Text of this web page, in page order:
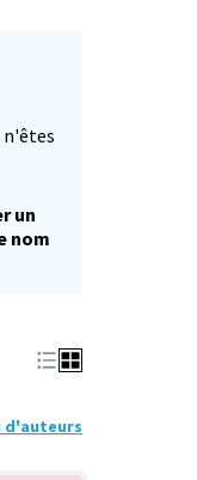
n'êtes
un
nom
d'auteurs